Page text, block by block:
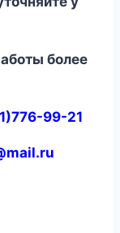
более
99-21